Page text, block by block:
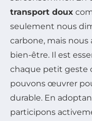
transport doux
seulement nous
carbone, mais
bien-être. Il est
chaque petit geste
pouvons œuvrer
durable. En
participons